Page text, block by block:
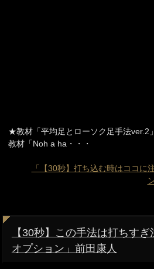
★教材「平均足とローソク足手法
教材「Noh a ha・・・
「【30秒】打ち込む時はココに
【30秒】この手法は打ちす
オプション」前田康人